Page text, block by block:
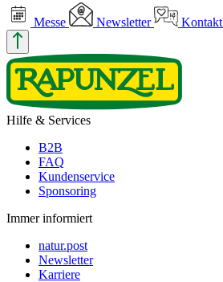
Messe Newsletter Kontakt
Hilfe & Services
B2B
FAQ
Kundenservice
Sponsoring
Immer informiert
natur.post
Newsletter
Karriere